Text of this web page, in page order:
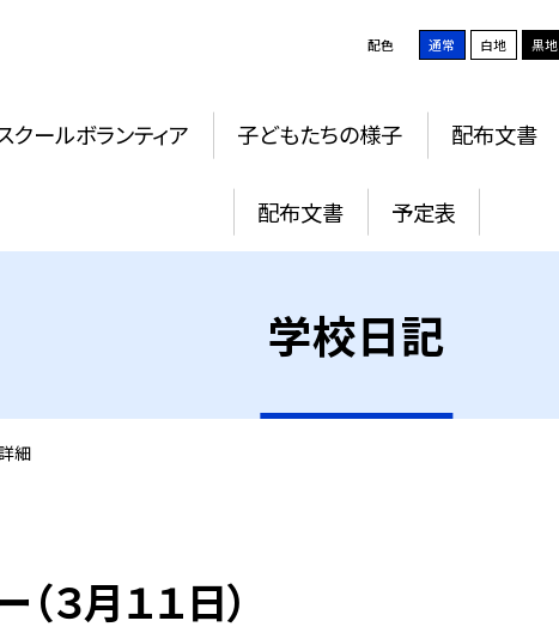
配色 通常 白地 黒地
クールボランティア 子どもたちの様子 配布文書
配布文書 予定表
学校日記
細
３月１１日）